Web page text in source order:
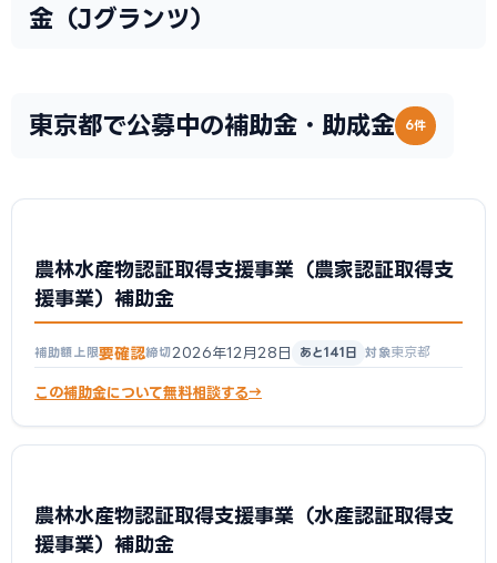
金（Jグランツ）
東京都で公募中の補助金・助成金 6件
農林水産物認証取得支援事業（農家認証取得支
援事業）補助金
補助額上限要確認締切 2026年12月28日 あと141日 対象東京都
この補助金について無料相談する
農林水産物認証取得支援事業（水産認証取得支
援事業）補助金